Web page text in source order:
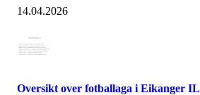
14.04.2026
Oversikt over fotballaga i Eikanger IL